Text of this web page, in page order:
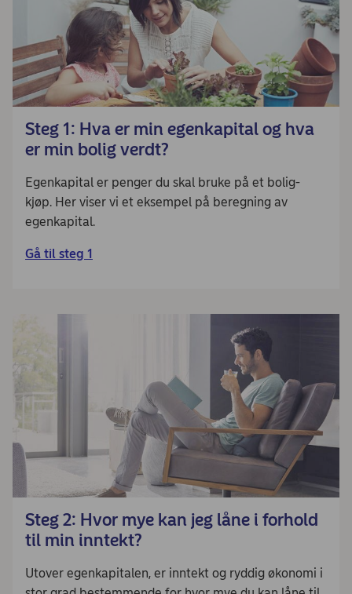
Steg 1: Hva er min egenkapital og hva
er min bolig verdt?
Egenkapital er penger du skal bruke på et bolig-
kjøp. Her viser vi et eksempel på beregning av
egenkapital.
Gå til steg 1
Steg 2: Hvor mye kan jeg låne i forhold
til min inntekt?
Utover egenkapitalen, er inntekt og ryddig økonomi i